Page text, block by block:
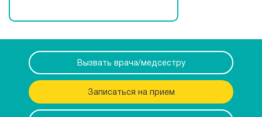
Вызвать врача/медсестру
Записаться на прием